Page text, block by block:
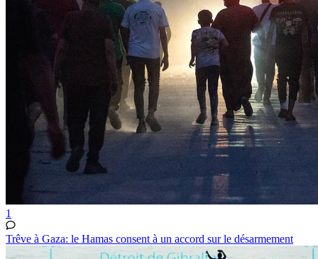
1
Trêve à Gaza: le Hamas consent à un accord sur le désarmement